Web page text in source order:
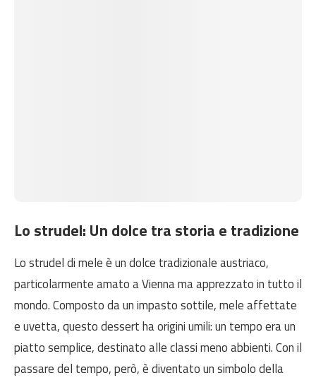
Lo strudel: Un dolce tra storia e tradizione
Lo strudel di mele è un dolce tradizionale austriaco,
particolarmente amato a Vienna ma apprezzato in tutto il
mondo. Composto da un impasto sottile, mele affettate
e uvetta, questo dessert ha origini umili: un tempo era un
piatto semplice, destinato alle classi meno abbienti. Con il
passare del tempo, però, è diventato un simbolo della